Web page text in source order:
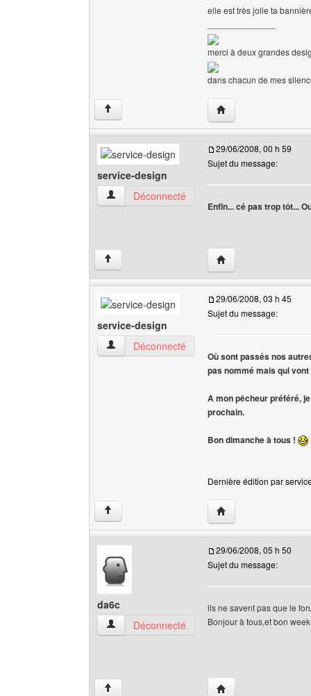
elle est très jolie ta
merci à deux grandes
dans chacun de mes
↑ Visiter le site web
service-design
service-design Voir le profil de l'utilisateur
Déconnecté
29/06/2008, 00 h 59
Sujet du message:
Enfin... cé pas trop tôt...
↑ Visiter le site web
service-design
service-design Voir le profil de l'utilisateur
Déconnecté
29/06/2008, 03 h 45
Sujet du message:
Où sont passés nos
pas nommé mais qui
A mon pêcheur préféré,
prochain.
Bon dimanche à tous !
Dernière édition par
↑ Visiter le site web
da6c
da6c Voir le profil de l'utilisateur
Déconnecté
29/06/2008, 05 h 50
Sujet du message:
ils ne savent pas que le
Bonjour à tous,et bon
↑ Visiter le site web de